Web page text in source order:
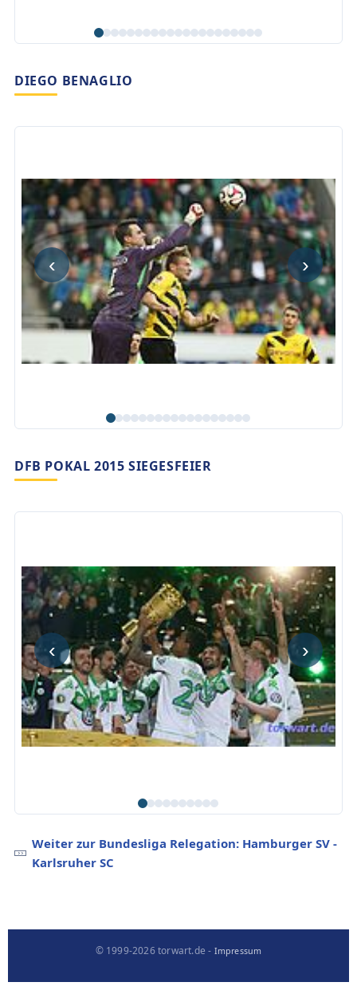
DIEGO BENAGLIO
‹ ›
DFB POKAL 2015 SIEGESFEIER
‹ ›
Weiter zur Bundesliga Relegation: Hamburger SV -
Karlsruher SC
© 1999-2026 torwart.de - Impressum